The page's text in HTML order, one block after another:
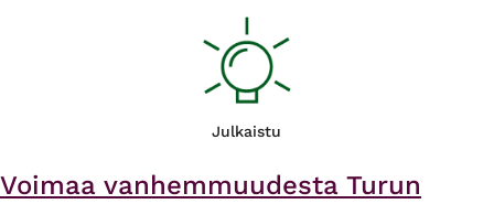
Julkaistu
Voimaa vanhemmuudesta Turun